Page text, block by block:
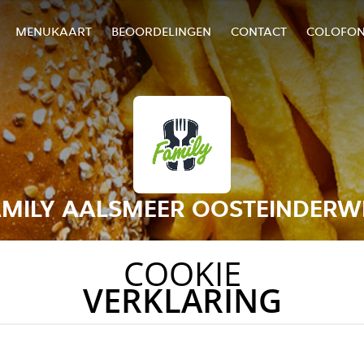
MENUKAART BEOORDELINGEN CONTACT
AALSMEER
COOKIE
VERKLARING